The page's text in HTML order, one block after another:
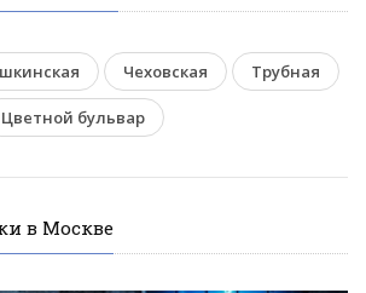
Чеховская Трубная
Цветной бульвар
в Москве